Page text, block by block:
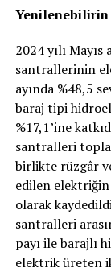
Yenilenebilirin
2024 yılı
santrallerinin
ayında %48,5
baraj tipi
%17,1’ine
santralleri
birlikte rüzgâr
edilen
olarak
santralleri
payı ile barajlı
elektrik üreten